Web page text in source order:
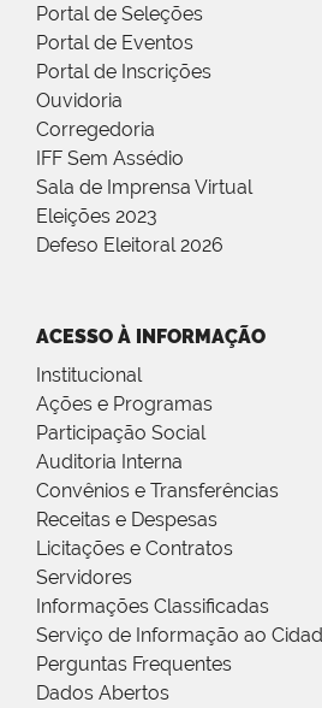
Portal de Seleções
Portal de Eventos
Portal de Inscrições
Ouvidoria
Corregedoria
IFF Sem Assédio
Sala de Imprensa Virtual
Eleições 2023
Defeso Eleitoral 2026
ACESSO À INFORMAÇÃO
Institucional
Ações e Programas
Participação Social
Auditoria Interna
Convênios e Transferências
Receitas e Despesas
Licitações e Contratos
Servidores
Informações Classificadas
Serviço de Informação ao
Perguntas Frequentes
Dados Abertos